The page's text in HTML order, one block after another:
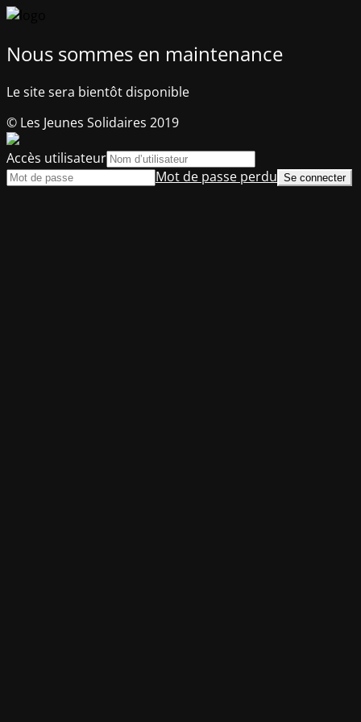
Nous sommes en maintenance
Le site sera bientôt disponible
© Les Jeunes Solidaires 2019
Accès utilisateur
Mot de passe perdu